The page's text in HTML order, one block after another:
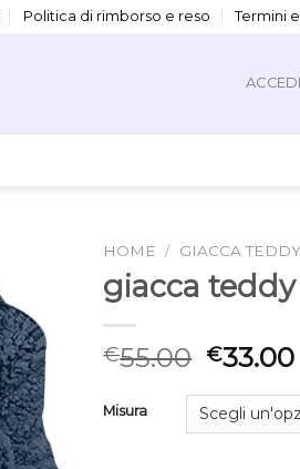
Politica di rimborso e reso Termini
ACCEDI
HOME / GIACCA TEDDY
giacca teddy
€55.00 €33.00
Misura